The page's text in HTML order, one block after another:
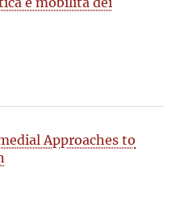
Approaches to